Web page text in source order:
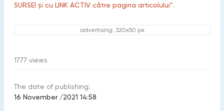
SURSEI și cu LINK ACTIV către pagina articolului”.
advertising: 320x50 px
1777 views
The date of publishing:
16 November /2021 14:58